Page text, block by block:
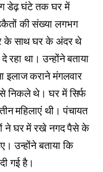
डेढ़ घंटे तक घर में
की संख्या लगभग
के साथ घर के अंदर थे
था। उन्होंने बताया
इलाज कराने मंगलवार
निकले थे। घर में सिर्फ
महिलाएं थी। पंचायत
ने घर में रखे नगद पैसे के
उन्होंने बताया कि
गई है।